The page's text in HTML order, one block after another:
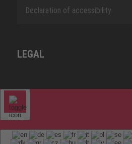
Declaration of accessibility
LEGAL